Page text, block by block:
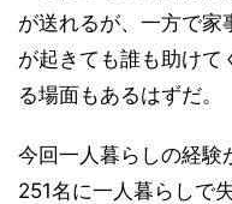
が送れるが、一方で家
が起きても誰も助けて
る場面もあるはずだ。
今回一人暮らしの経験
251名に一人暮らしで